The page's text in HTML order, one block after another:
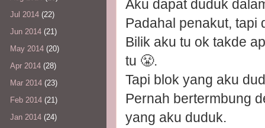
Aku dapat duduk
Padahal penakut, tapi
Bilik aku tu ok takde
tu 😤.
Tapi blok yang aku
Pernah bertermbung
yang aku duduk.
Jul 2014 (22)
Jun 2014 (21)
May 2014 (20)
Apr 2014 (28)
Mar 2014 (23)
Feb 2014 (21)
Jan 2014 (24)